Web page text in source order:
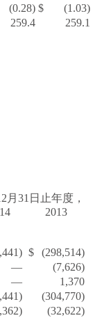
(0.28) $
(1.03)
259.4 259.1
月31日 止年度，
2013
$
(298,514)
—
(7,626)
—
1,370
(304,770)
(32,622)